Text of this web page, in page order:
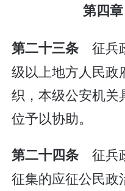
第四
第二十三条 征兵
级以上地方人民政
织，本级公安机关
位予以协助。
第二十四条 征兵
征集的应征公民政